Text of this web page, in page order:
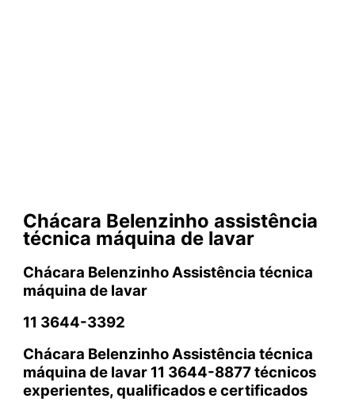
Chácara Belenzinho assistência
técnica máquina de lavar
Chácara Belenzinho Assistência técnica
máquina de lavar
11 3644-3392
Chácara Belenzinho Assistência técnica
máquina de lavar 11 3644-8877 técnicos
experientes, qualificados e certificados